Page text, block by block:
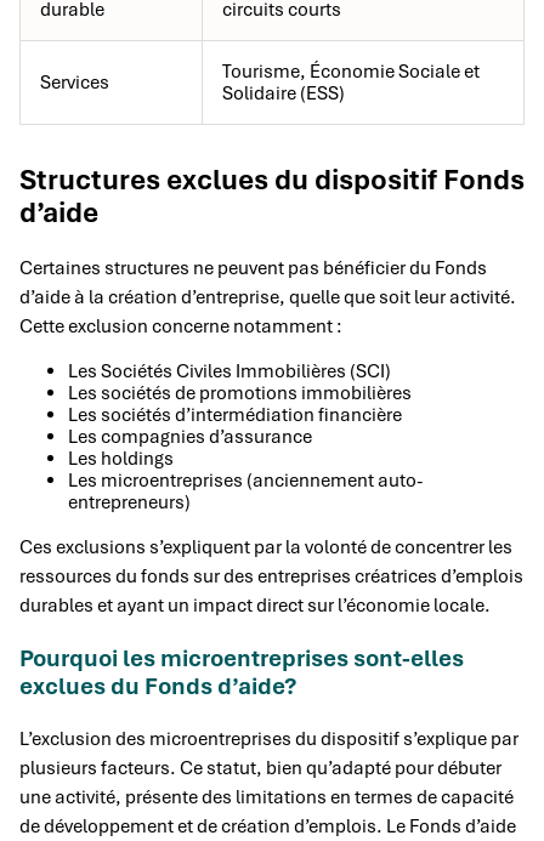
durable circuits courts
Services
Tourisme, Économie Sociale et
Solidaire (ESS)
Structures exclues du dispositif Fonds
d’aide
Certaines structures ne peuvent pas bénéficier du Fonds
d’aide à la création d’entreprise, quelle que soit leur activité.
Cette exclusion concerne notamment :
Les Sociétés Civiles Immobilières (SCI)
Les sociétés de promotions immobilières
Les sociétés d’intermédiation financière
Les compagnies d’assurance
Les holdings
Les microentreprises (anciennement auto-
entrepreneurs)
Ces exclusions s’expliquent par la volonté de concentrer les
ressources du fonds sur des entreprises créatrices d’emplois
durables et ayant un impact direct sur l’économie locale.
Pourquoi les microentreprises sont-elles
exclues du Fonds d’aide?
L’exclusion des microentreprises du dispositif s’explique par
plusieurs facteurs. Ce statut, bien qu’adapté pour débuter
une activité, présente des limitations en termes de capacité
de développement et de création d’emplois. Le Fonds d’aide